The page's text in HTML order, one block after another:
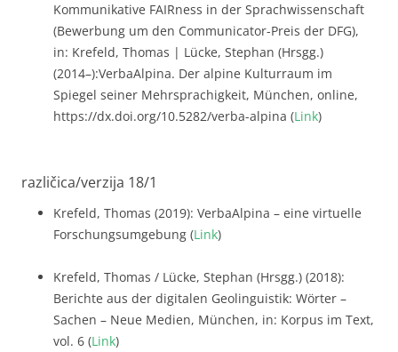
Kommunikative FAIRness in der Sprachwissenschaft
(Bewerbung um den Communicator-Preis der DFG),
in: Krefeld, Thomas | Lücke, Stephan (Hrsgg.)
(2014–):VerbaAlpina. Der alpine Kulturraum im
Spiegel seiner Mehrsprachigkeit, München, online,
https://dx.doi.org/10.5282/verba-alpina (Link)
različica/verzija 18/1
Krefeld, Thomas (2019): VerbaAlpina – eine virtuelle
Forschungsumgebung (Link)
Krefeld, Thomas / Lücke, Stephan (Hrsgg.) (2018):
Berichte aus der digitalen Geolinguistik: Wörter –
Sachen – Neue Medien, München, in: Korpus im Text,
vol. 6 (Link)